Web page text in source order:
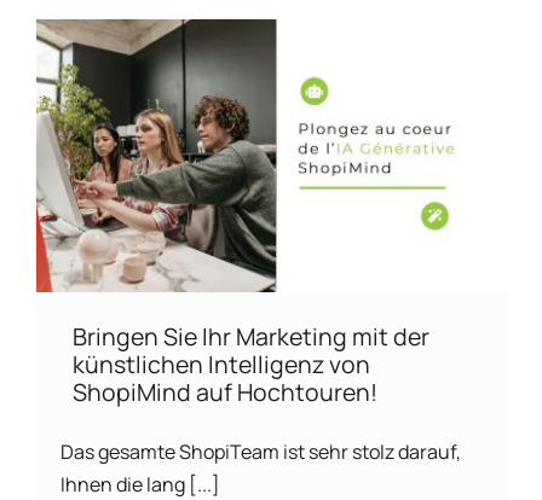
Bringen Sie Ihr Marketing mit der
künstlichen Intelligenz von
ShopiMind auf Hochtouren!
Das gesamte ShopiTeam ist sehr stolz darauf,
Ihnen die lang [...]